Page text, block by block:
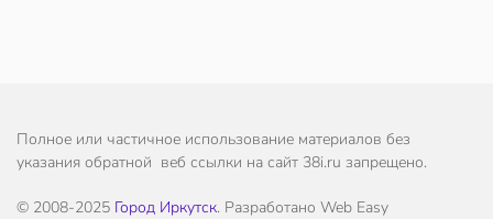
Полное или частичное использование материалов без
указания обратной веб ссылки на сайт 38i.ru запрещено.
© 2008-2025 Город Иркутск. Разработано Web Easy